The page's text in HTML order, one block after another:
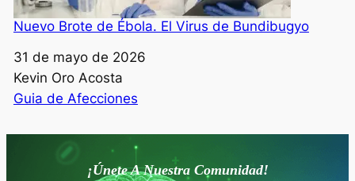
Nuevo Brote de Ébola. El Virus de Bundibugyo
Fecha
31 de mayo de 2026
Autor
Kevin Oro Acosta
Respecto a
Guia de Afecciones
¡Únete A Nuestra Comunidad!